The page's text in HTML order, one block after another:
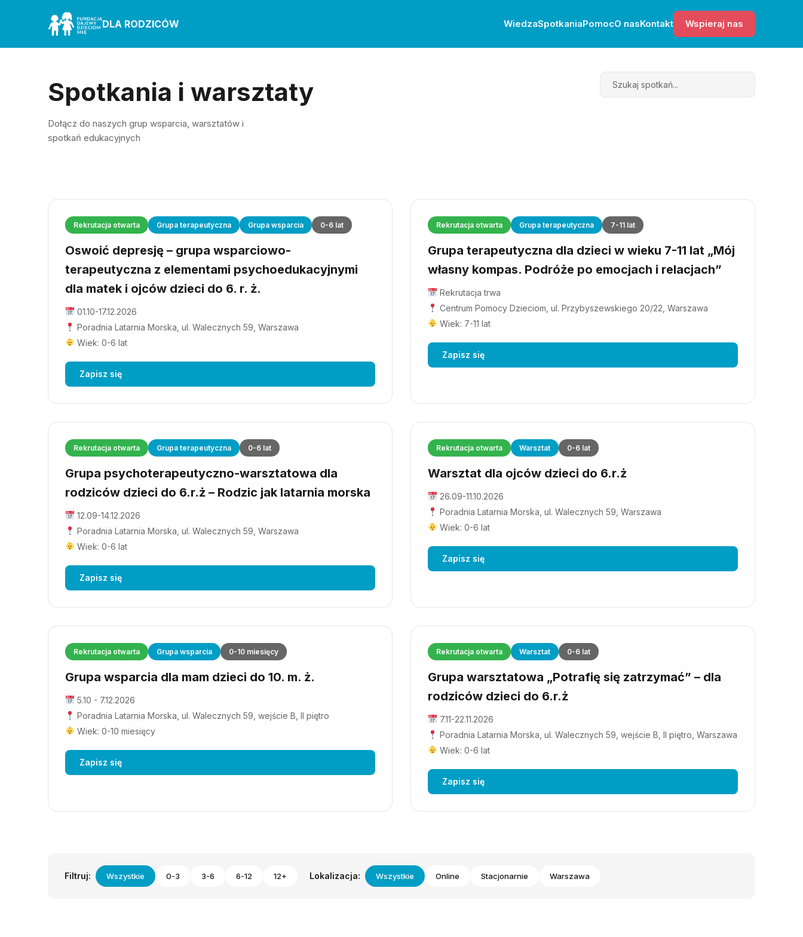
DLA RODZICÓW WiedzaSpotkaniaPomocO nasKontakt Wspieraj nas
Spotkania i warsztaty
Dołącz do naszych grup wsparcia, warsztatów i
spotkań edukacyjnych
Search
Rekrutacja otwarta Grupa terapeutyczna Grupa wsparcia 0-6 lat
Oswoić depresję – grupa wsparciowo-
terapeutyczna z elementami psychoedukacyjnymi
dla matek i ojców dzieci do 6. r. ż.
01.10-17.12.2026
Poradnia Latarnia Morska, ul. Walecznych 59, Warszawa
Wiek: 0-6 lat
Zapisz się
Rekrutacja otwarta Grupa terapeutyczna 7-11 lat
Grupa terapeutyczna dla dzieci w wieku 7-11 lat „Mój
własny kompas. Podróże po emocjach i relacjach”
Rekrutacja trwa
Centrum Pomocy Dzieciom, ul. Przybyszewskiego 20/22, Warszawa
Wiek: 7-11 lat
Zapisz się
Rekrutacja otwarta Grupa terapeutyczna 0-6 lat
Grupa psychoterapeutyczno-warsztatowa dla
rodziców dzieci do 6.r.ż – Rodzic jak latarnia morska
12.09-14.12.2026
Poradnia Latarnia Morska, ul. Walecznych 59, Warszawa
Wiek: 0-6 lat
Zapisz się
Rekrutacja otwarta Warsztat 0-6 lat
Warsztat dla ojców dzieci do 6.r.ż
26.09-11.10.2026
Poradnia Latarnia Morska, ul. Walecznych 59, Warszawa
Wiek: 0-6 lat
Zapisz się
Rekrutacja otwarta Grupa wsparcia 0-10 miesięcy
Grupa wsparcia dla mam dzieci do 10. m. ż.
5.10 - 7.12.2026
Poradnia Latarnia Morska, ul. Walecznych 59, wejście B, II piętro
Wiek: 0-10 miesięcy
Zapisz się
Rekrutacja otwarta Warsztat 0-6 lat
Grupa warsztatowa „Potrafię się zatrzymać” – dla
rodziców dzieci do 6.r.ż
7.11-22.11.2026
Poradnia Latarnia Morska, ul. Walecznych 59, wejście B, II piętro, Warszawa
Wiek: 0-6 lat
Zapisz się
Filtruj: Wszystkie 0-3 3-6 6-12 12+ Lokalizacja: Wszystkie Online Stacjonarnie Warszawa